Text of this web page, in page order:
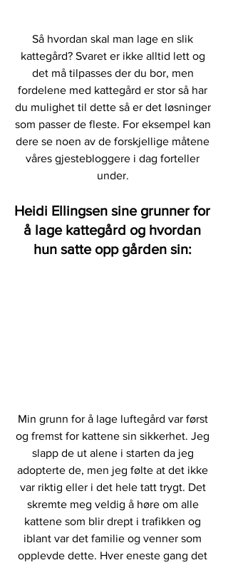
Så hvordan skal man lage en slik
kattegård? Svaret er ikke alltid lett og
det må tilpasses der du bor, men
fordelene med kattegård er stor så har
du mulighet til dette så er det løsninger
som passer de fleste. For eksempel kan
dere se noen av de forskjellige måtene
våres gjestebloggere i dag forteller
under.
Heidi Ellingsen sine grunner for
å lage kattegård og hvordan
hun satte opp gården sin:
Min grunn for å lage luftegård var først
og fremst for kattene sin sikkerhet. Jeg
slapp de ut alene i starten da jeg
adopterte de, men jeg følte at det ikke
var riktig eller i det hele tatt trygt. Det
skremte meg veldig å høre om alle
kattene som blir drept i trafikken og
iblant var det familie og venner som
opplevde dette. Hver eneste gang det